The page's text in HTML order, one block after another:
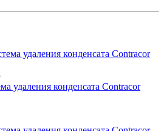
удаления конденсата Contracor